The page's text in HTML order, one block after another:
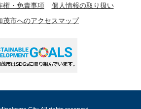
権・免責事項
個人情報の取り扱い
茂市へのアクセスマップ